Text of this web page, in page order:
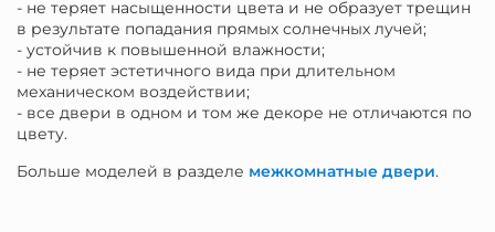
- не теряет насыщенности цвета и не образует трещин
в результате попадания прямых солнечных лучей;
- устойчив к повышенной влажности;
- не теряет эстетичного вида при длительном
механическом воздействии;
- все двери в одном и том же декоре не отличаются по
цвету.
Больше моделей в разделе межкомнатные двери.